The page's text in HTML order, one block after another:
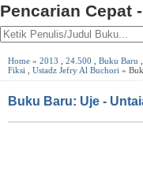
Pencarian Cepat
Home » 2013 24.500 Buku Baru
Fiksi
Ustadz Jefry Al Buchori »
Buku Baru: Uje -